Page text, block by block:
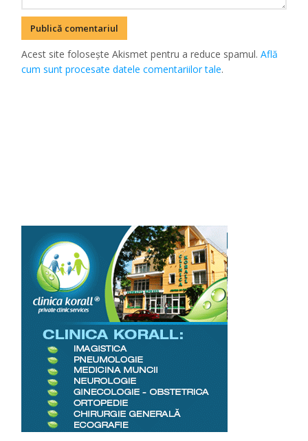
Acest site folosește Akismet pentru a reduce spamul.Află
cum sunt procesate datele comentariilor tale.